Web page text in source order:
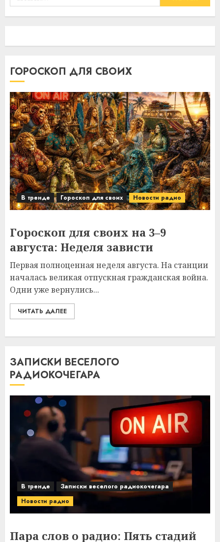
ГОРОСКОП ДЛЯ СВОИХ
В тренде Гороскоп для своих Новости радио
Гороскоп для своих на 3–9
августа: Неделя зависти
Первая полноценная неделя августа. На станции
началась великая отпускная гражданская война.
Одни уже вернулись...
ЧИТАТЬ ДАЛЕЕ
ЗАПИСКИ ВЕСЕЛОГО
РАДИОКОЧЕГАРА
В тренде
Записки веселого радиокочегара
Новости радио
Пара слов о радио: Пять стадий